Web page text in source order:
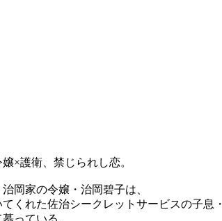
×護衛、禁じられし恋。
岡家の令嬢・治岡碧子は、
くれた佐治シークレットサービスの子息・
っている。